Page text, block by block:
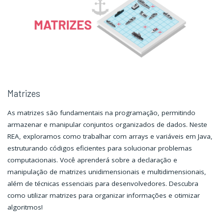
Matrizes
As matrizes são fundamentais na programação, permitindo
armazenar e manipular conjuntos organizados de dados. Neste
REA, exploramos como trabalhar com arrays e variáveis em Java,
estruturando códigos eficientes para solucionar problemas
computacionais. Você aprenderá sobre a declaração e
manipulação de matrizes unidimensionais e multidimensionais,
além de técnicas essenciais para desenvolvedores. Descubra
como utilizar matrizes para organizar informações e otimizar
algoritmos!